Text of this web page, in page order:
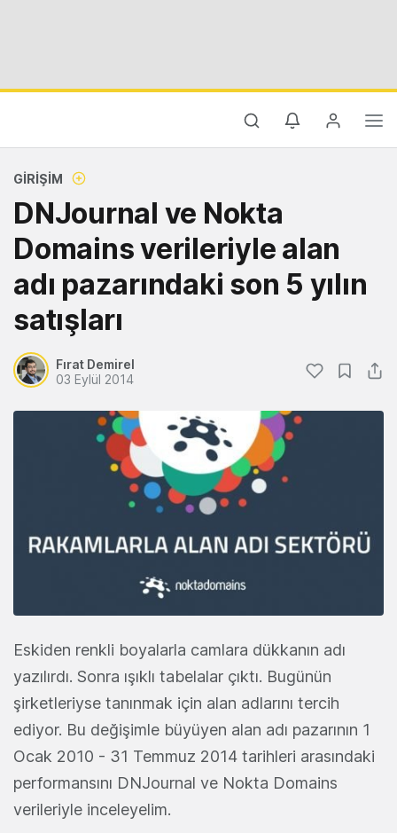
GIRIŞIM
DNJournal ve Nokta
Domains verileriyle alan
adı pazarındaki son 5 yılın
satışları
Fırat Demirel
03 Eylül 2014
Eskiden renkli boyalarla camlara dükkanın adı
yazılırdı. Sonra ışıklı tabelalar çıktı. Bugünün
şirketleriyse tanınmak için alan adlarını tercih
ediyor. Bu değişimle büyüyen alan adı pazarının 1
Ocak 2010 - 31 Temmuz 2014 tarihleri arasındaki
performansını DNJournal ve Nokta Domains
verileriyle inceleyelim.